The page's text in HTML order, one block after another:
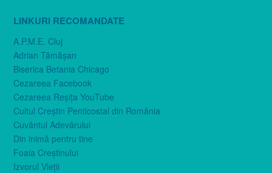
LINKURI RECOMANDATE
A.P.M.E. Cluj
Adrian Tămăşan
Biserica Betania Chicago
Cezareea Facebook
Cezareea Reşiţa YouTube
Cultul Creştin Penticostal din România
Cuvântul Adevărului
Din inimă pentru tine
Foaia Creştinului
Izvorul Vieţii